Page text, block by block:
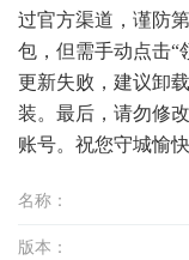
过官方渠道，谨防
包，但需手动点击“
更新失败，建议卸
装。最后，请勿修
账号。祝您守城愉快
名称：
版本：